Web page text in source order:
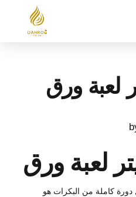
لعبة ورق
لعبة ورق
دورة كاملة من البكرات هو